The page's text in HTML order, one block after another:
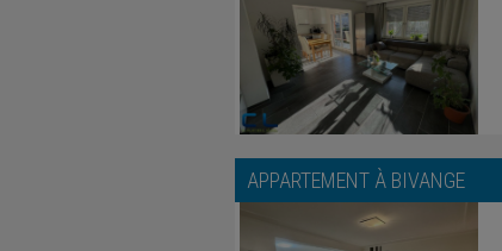
APPARTEMENT À BIVANGE